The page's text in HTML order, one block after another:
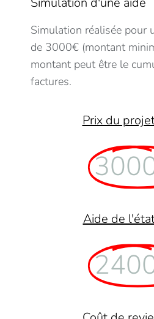
Simulation réalisée pour
de 3000€ (montant
montant peut être le
factures.
Prix du
Aide de